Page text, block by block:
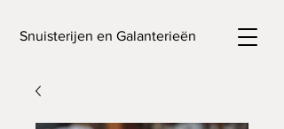
Snuisterijen en Galanterieën